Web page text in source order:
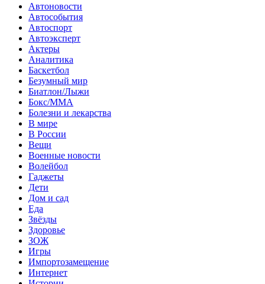
Автоновости
Автособытия
Автоспорт
Автоэксперт
Актеры
Аналитика
Баскетбол
Безумный мир
Биатлон/Лыжи
Бокс/MMA
Болезни и лекарства
В мире
В России
Вещи
Военные новости
Волейбол
Гаджеты
Дети
Дом и сад
Еда
Звёзды
Здоровье
ЗОЖ
Игры
Импортозамещение
Интернет